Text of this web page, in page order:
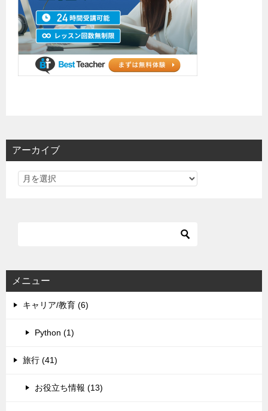
アーカイブ
メニュー
キャリア/教育 (6)
Python (1)
旅行 (41)
お役立ち情報 (13)